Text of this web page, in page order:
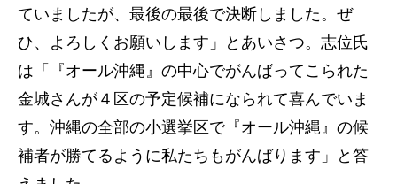
ていましたが、最後の最後で決断しました。ぜ
ひ、よろしくお願いします」とあいさつ。志位氏
は「『オール沖縄』の中心でがんばってこられた
金城さんが４区の予定候補になられて喜んでいま
す。沖縄の全部の小選挙区で『オール沖縄』の候
補者が勝てるように私たちもがんばります」と答